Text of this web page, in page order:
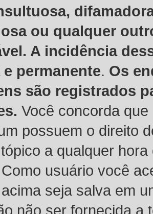
ou qualquer
A incidência
permanente. Os
são registrados
Você concorda
possuem o direito
a qualquer
usuário você
seja salva em
não ser fornecida a